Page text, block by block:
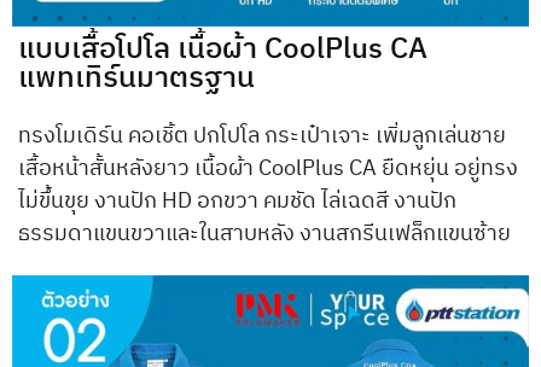
แบบเสื้อโปโล เนื้อผ้า CoolPlus CA
แพทเทิร์นมาตรฐาน
ทรงโมเดิร์น คอเชิ้ต ปกโปโล กระเป๋าเจาะ เพิ่มลูกเล่นชาย
เสื้อหน้าสั้นหลังยาว เนื้อผ้า CoolPlus CA ยืดหยุ่น อยู่ทรง
ไม่ขึ้นขุย งานปัก HD อกขวา คมชัด ไล่เฉดสี งานปัก
ธรรมดาแขนขวาและในสาบหลัง งานสกรีนเฟล็กแขนซ้าย